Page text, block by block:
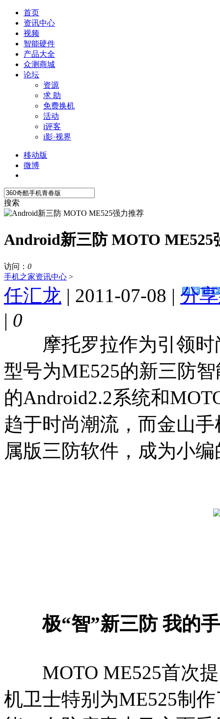
首页
资讯中心
视频
智能硬件
产品大全
众测商城
论坛
资源
求 助
免费换机
活动
i评客
i影·视界
移动版
微博
搜索
Android新三防 MOTO ME525
访问： 0
手机之家资讯中心 >
任汇龙 | 2011-07-08 | 分
| 0
摩托罗拉作为引领时
型号为ME525的新三防
的Android2.2系统和
趋于时尚潮流，而金山
属版三防软件，成为小
极“智”新三防 我的
MOTO ME525首次提
机卫士特别为ME525制